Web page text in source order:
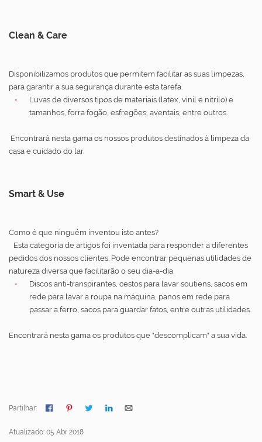
Clean & Care
Disponibilizamos produtos que permitem facilitar as suas limpezas,
para garantir a sua segurança durante esta tarefa.
Luvas de diversos tipos de materiais (latex, vinil e nitrilo) e
tamanhos, forra fogão, esfregões, aventais, entre outros.
Encontrará nesta gama os nossos produtos destinados à limpeza da
casa e cuidado do lar.
Smart & Use
Como é que ninguém inventou isto antes?
Esta categoria de artigos foi inventada para responder a diferentes
pedidos dos nossos clientes. Pode encontrar pequenas utilidades de
natureza diversa que facilitarão o seu dia-a-dia.
Discos anti-transpirantes, cestos para lavar soutiens, sacos em
rede para lavar a roupa na máquina, panos em rede para
passar a ferro, sacos para guardar fatos, entre outras utilidades.
Encontrará nesta gama os produtos que "descomplicam" a sua vida.
Partilhar:
Atualizado: 05 Abr 2018